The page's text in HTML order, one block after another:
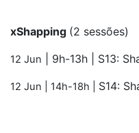
xShapping (2 sessões)
12 Jun | 9h-13h | S13:
12 Jun | 14h-18h | S14: